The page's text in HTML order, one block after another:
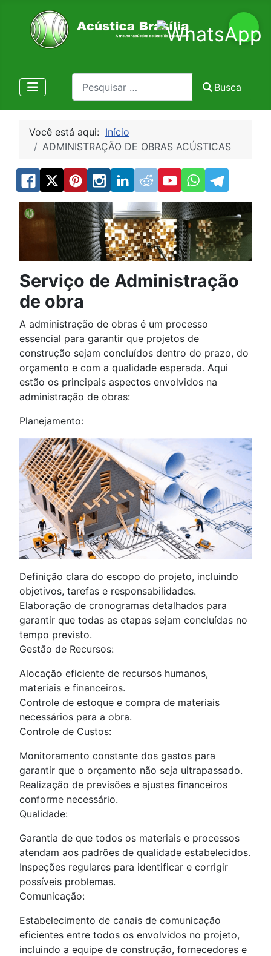
Pesquisa
Busca
Você está aqui: Início
ADMINISTRAÇÃO DE OBRAS ACÚSTICAS
Serviço de Administração
de obra
A administração de obras é um processo
essencial para garantir que projetos de
construção sejam concluídos dentro do prazo, do
orçamento e com a qualidade esperada. Aqui
estão os principais aspectos envolvidos na
administração de obras:
Planejamento:
Definição clara do escopo do projeto, incluindo
objetivos, tarefas e responsabilidades.
Elaboração de cronogramas detalhados para
garantir que todas as etapas sejam concluídas no
tempo previsto.
Gestão de Recursos:
Alocação eficiente de recursos humanos,
materiais e financeiros.
Controle de estoque e compra de materiais
necessários para a obra.
Controle de Custos:
Monitoramento constante dos gastos para
garantir que o orçamento não seja ultrapassado.
Realização de previsões e ajustes financeiros
conforme necessário.
Qualidade:
Garantia de que todos os materiais e processos
atendam aos padrões de qualidade estabelecidos.
Inspeções regulares para identificar e corrigir
possíveis problemas.
Comunicação:
Estabelecimento de canais de comunicação
eficientes entre todos os envolvidos no projeto,
incluindo a equipe de construção, fornecedores e